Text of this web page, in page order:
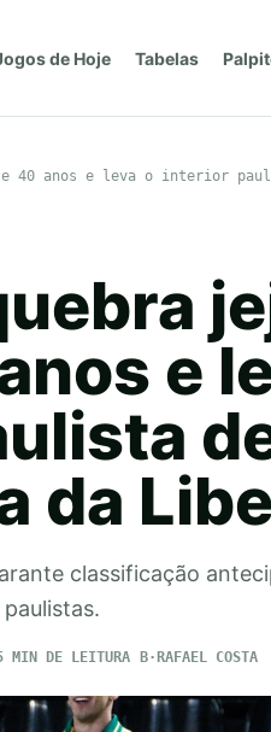
de Hoje Tabelas
40 anos e leva o interior
e
da
classificação
MIN DE LEITURA RAFAEL COSTA